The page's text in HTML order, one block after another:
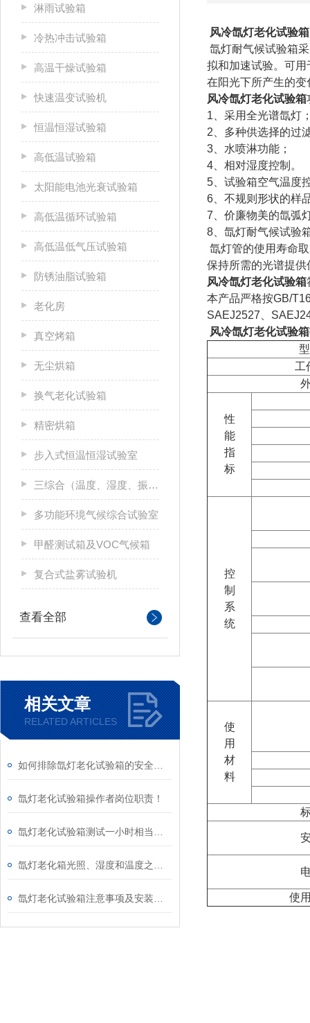
淋雨试验箱
冷热冲击试验箱
高温干燥试验箱
快速温变试验机
恒温恒湿试验箱
高低温试验箱
太阳能电池光衰试验箱
高低温循环试验箱
高低温低气压试验箱
防锈油脂试验箱
老化房
真空烤箱
无尘烘箱
换气老化试验箱
精密烘箱
步入式恒温恒湿试验室
三综合（温度、湿度、振动）试验箱
多功能环境气候综合试验室
甲醛测试箱及VOC气候箱
复合式盐雾试验机
查看全部
相关文章
RELATED ARTICLES
氙灯老化试验箱操作者岗位职责！
风冷氙灯老化试验箱
氙灯耐气候试验箱
拟和加速试验。可
在阳光下所产生的变
风冷氙灯老化试验箱
1、采用全光谱氙灯
2、多种供选择的过
3、水喷淋功能；
4、相对湿度控制。
5、试验箱空气温度
6、不规则形状的样
7、价廉物美的氙弧
8、氙灯耐气候试验
氙灯管的使用寿命
保持所需的光谱提供
风冷氙灯老化试验箱
本产品严格按GB/
SAEJ2527、
风冷氙灯老化试验箱
工
性
能
指
标
控
制
系
统
使
用
材
料
使